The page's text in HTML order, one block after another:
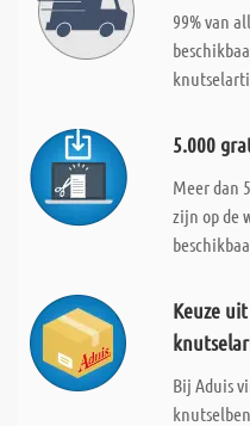
99% van
5.000
Meer dan
zijn op de
Keuze
Bij Aduis